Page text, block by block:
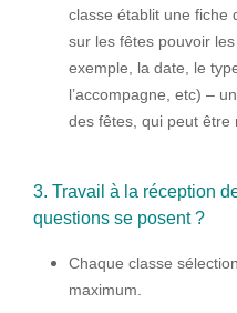
classe établit une fiche
sur les fêtes pouvoir
exemple, la date, le
l’accompagne, etc) –
des fêtes, qui peut être
3. Travail à la réception
questions se posent ?
Chaque classe
maximum.